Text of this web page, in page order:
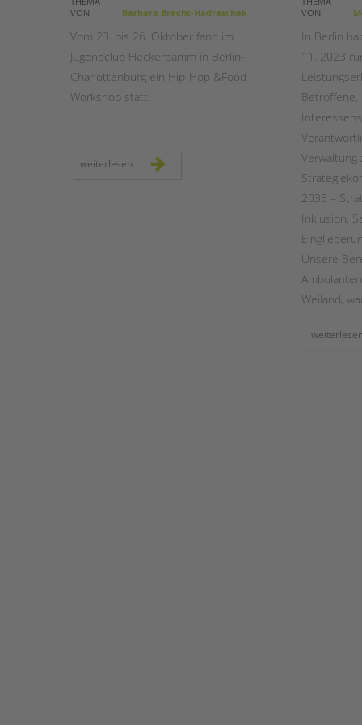
STADTTEILARBEIT
VON
Barbara Brecht-Hadraschek
Vom 23. bis 26. Oktober fand im
Jugendclub Heckerdamm in Berlin-
Charlottenburg ein Hip-Hop &Food-
Workshop statt.
weiterlesen
VON
In Berlin
11. 2023
Betroffene,
Verwaltung
2035 –
Inklusion,
Unsere
Weiland,